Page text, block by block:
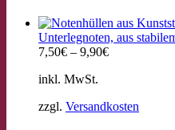
Unterlegnoten, aus
7,50€ – 9,90€
inkl. MwSt.
zzgl. Versandkosten